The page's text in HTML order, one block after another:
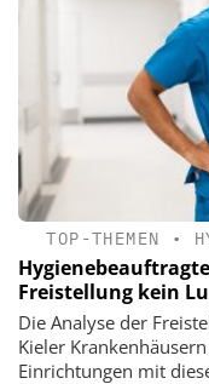
TOP-THEMEN •
Freistellung kein
Die Analyse der
Kieler
Einrichtungen mit